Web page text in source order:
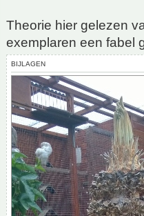
Theorie hier gelezen
exemplaren een fabel
BIJLAGEN